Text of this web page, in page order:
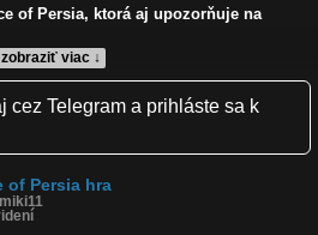
zobraziť viac ↓
of Persia, ktorá aj upozorňuje na
reklama, násilie
cez Telegram a prihláste sa k
of Persia hra